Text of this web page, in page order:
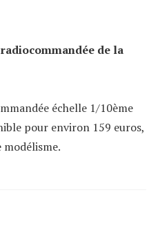
de la
échelle 1/10ème
pour environ 159 euros,